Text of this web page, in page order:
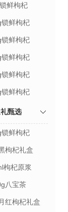
鲜枸杞
锁鲜枸杞
锁鲜枸杞
锁鲜枸杞
鲜枸杞
锁鲜枸杞
甄选
鲜枸杞
枸杞礼盒
枸杞原浆
八宝茶
红枸杞礼盒